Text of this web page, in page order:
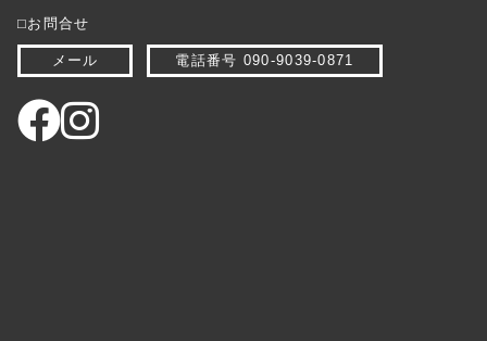
⬜︎お問合せ
メール 電話番号 090-9039-0871